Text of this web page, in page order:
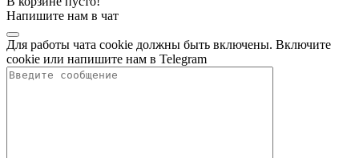
Напишите нам в чат
Для работы чата cookie должны быть включены. Включите
cookie или напишите нам в Telegram